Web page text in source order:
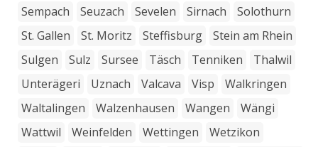
Sempach
Seuzach Sevelen Sirnach
Solothurn
St. Gallen
St. Moritz Steffisburg
Stein am Rhein
Sulgen
Sulz Sursee Täsch Tenniken
Thalwil
Unterägeri
Uznach Valcava Visp
Walkringen
Waltalingen
Walzenhausen Wangen
Wängi
Wattwil
Weinfelden Wettingen
Wetzikon